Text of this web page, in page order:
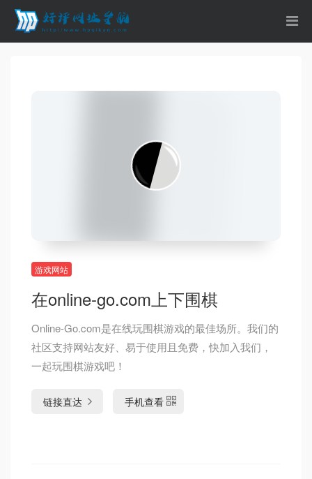
游戏网站
在online-go.com上下围棋
Online-Go.com是在线玩围棋游戏的最佳场所。我们的
社区支持网站友好、易于使用且免费，快加入我们，
一起玩围棋游戏吧！
链接直达 手机查看